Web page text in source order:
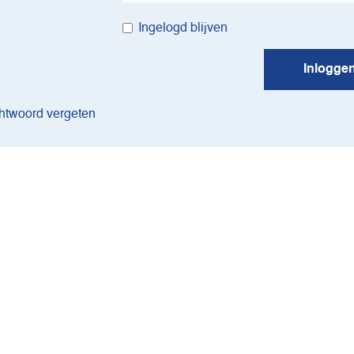
Ingelogd blijven
vergeten